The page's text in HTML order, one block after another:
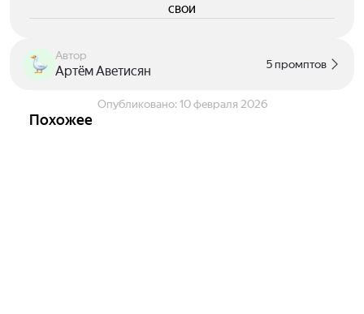
свои
Автор
Артём Аветисян 5 промптов
Опубликовано: 10 февраля 2026
Похожее